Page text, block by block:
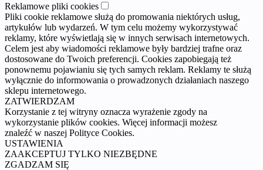
Reklamowe pliki cookies
Pliki cookie reklamowe służą do promowania niektórych usług,
artykułów lub wydarzeń. W tym celu możemy wykorzystywać
reklamy, które wyświetlają się w innych serwisach internetowych.
Celem jest aby wiadomości reklamowe były bardziej trafne oraz
dostosowane do Twoich preferencji. Cookies zapobiegają też
ponownemu pojawianiu się tych samych reklam. Reklamy te służą
wyłącznie do informowania o prowadzonych działaniach naszego
sklepu internetowego.
ZATWIERDZAM
Korzystanie z tej witryny oznacza wyrażenie zgody na
wykorzystanie plików cookies. Więcej informacji możesz
znaleźć w naszej Polityce Cookies.
USTAWIENIA
ZAAKCEPTUJ TYLKO NIEZBĘDNE
ZGADZAM SIĘ